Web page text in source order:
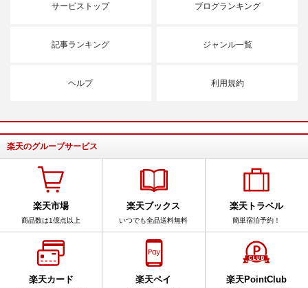
サービストップ ブログランキング
記事ランキング ジャンル一覧
ヘルプ 利用規約
楽天のグループサービス
楽天市場
商品数は1億点以上
楽天ブックス
いつでも全品送料無料
楽天トラベル
簡単宿泊予約！
楽天カード 楽天ペイ 楽天PointClub